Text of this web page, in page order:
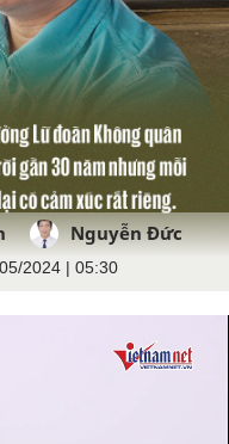
Nguyễn Đức
2024 | 05:30